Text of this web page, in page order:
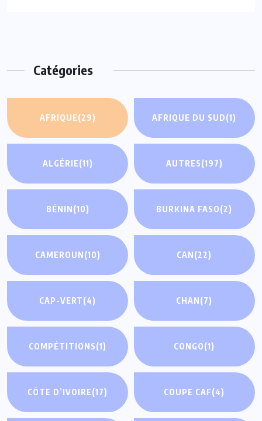
Catégories
AFRIQUE(29) AFRIQUE DU SUD(1)
ALGÉRIE(11) AUTRES(197)
BÉNIN(10) BURKINA FASO(2)
CAMEROUN(10) CAN(22)
CAP-VERT(4) CHAN(7)
COMPÉTITIONS(1) CONGO(1)
CÔTE D’IVOIRE(17) COUPE CAF(4)